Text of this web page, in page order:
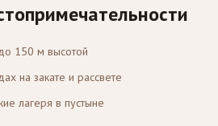
150 м высотой
на закате и рассвете
лагеря в пустыне